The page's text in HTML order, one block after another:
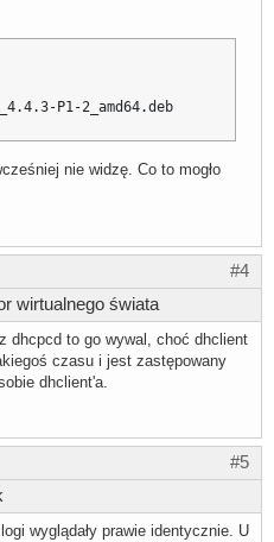
P1-2_amd64.deb
nie widzę. Co to mogło
#4
wirtualnego świata
dhcpcd to go wywal, choć dhclient
czasu i jest zastępowany
dhclient'a.
#5
wyglądały prawie identycznie. U